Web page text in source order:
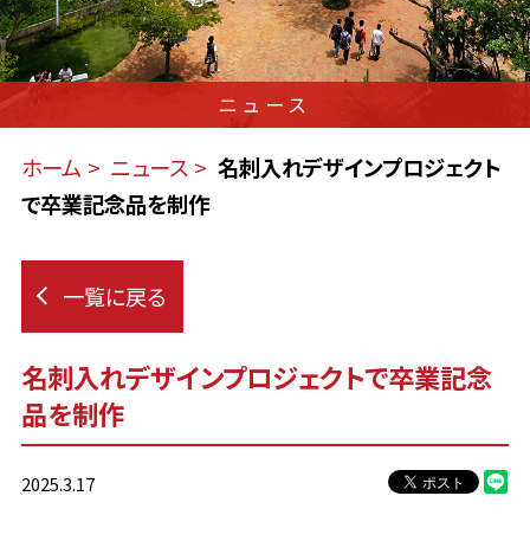
ニュース
ホーム ニュース
名刺入れデザインプロジェクト
で卒業記念品を制作
一覧に戻る
名刺入れデザインプロジェクトで卒業記念
品を制作
2025.3.17